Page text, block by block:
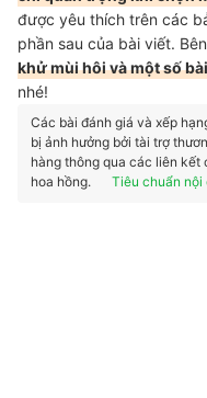
được yêu thích trên các
phần sau của bài viết.
khử mùi hôi và một số
nhé!
Các bài đánh giá và xếp
bị ảnh hưởng bởi tài trợ
hàng thông qua các liên kết
hoa hồng.
Tiêu chuẩn nội